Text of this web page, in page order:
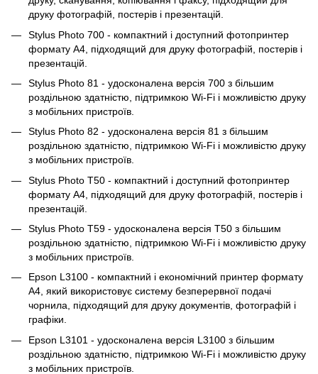
друку фотографій, постерів і презентацій.
Stylus Photo 700 - компактний і доступний фотопринтер
формату A4, підходящий для друку фотографій, постерів і
презентацій.
Stylus Photo 81 - удосконалена версія 700 з більшим
роздільною здатністю, підтримкою Wi-Fi і можливістю друку
з мобільних пристроїв.
Stylus Photo 82 - удосконалена версія 81 з більшим
роздільною здатністю, підтримкою Wi-Fi і можливістю друку
з мобільних пристроїв.
Stylus Photo T50 - компактний і доступний фотопринтер
формату A4, підходящий для друку фотографій, постерів і
презентацій.
Stylus Photo T59 - удосконалена версія T50 з більшим
роздільною здатністю, підтримкою Wi-Fi і можливістю друку
з мобільних пристроїв.
Epson L3100 - компактний і економічний принтер формату
A4, який використовує систему безперервної подачі
чорнила, підходящий для друку документів, фотографій і
графіки.
Epson L3101 - удосконалена версія L3100 з більшим
роздільною здатністю, підтримкою Wi-Fi і можливістю друку
з мобільних пристроїв.